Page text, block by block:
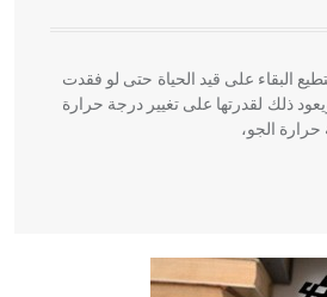
البقاء على قيد الحياة حتى لو فقدت
ذلك لقدرتها على تغيير درجة حرارة
حرارة الجو،
كتب في الطب أربعة مؤلفات هي:
ورسالته في جروح الرأس. ويعود